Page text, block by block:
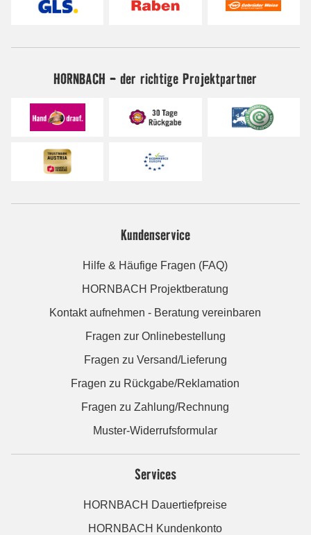
HORNBACH - der richtige Projektpartner
Kundenservice
Hilfe & Häufige Fragen (FAQ)
HORNBACH Projektberatung
Kontakt aufnehmen - Beratung vereinbaren
Fragen zur Onlinebestellung
Fragen zu Versand/Lieferung
Fragen zu Rückgabe/Reklamation
Fragen zu Zahlung/Rechnung
Muster-Widerrufsformular
Services
HORNBACH Dauertiefpreise
HORNBACH Kundenkonto